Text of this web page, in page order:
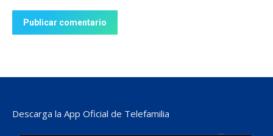
Publicar comentario
Descarga la App Oficial de Telefamilia